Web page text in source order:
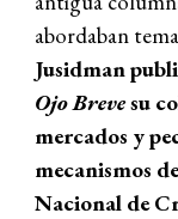
abordaban
Jusidman
Ojo Brevesu
mercados y
mecanismos
Nacional de